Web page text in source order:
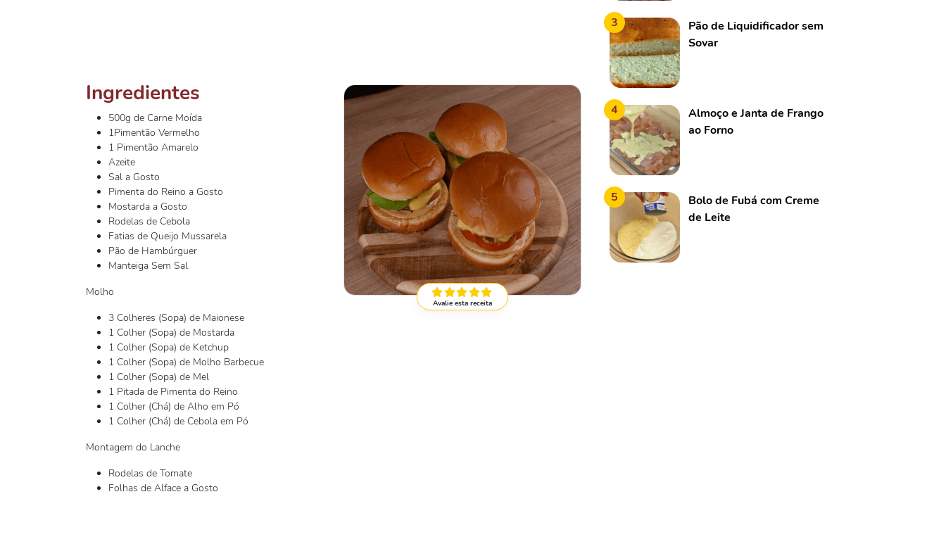
Avalie esta receita
Ingredientes
500g de Carne Moída
1Pimentão Vermelho
1 Pimentão Amarelo
Azeite
Sal a Gosto
Pimenta do Reino a Gosto
Mostarda a Gosto
Rodelas de Cebola
Fatias de Queijo Mussarela
Pão de Hambúrguer
Manteiga Sem Sal
Molho
3 Colheres (Sopa) de Maionese
1 Colher (Sopa) de Mostarda
1 Colher (Sopa) de Ketchup
1 Colher (Sopa) de Molho Barbecue
1 Colher (Sopa) de Mel
1 Pitada de Pimenta do Reino
1 Colher (Chá) de Alho em Pó
1 Colher (Chá) de Cebola em Pó
Montagem do Lanche
Rodelas de Tomate
Folhas de Alface a Gosto
3
Pão de Liquidificador sem
Sovar
4
Almoço e Janta de Frango
ao Forno
5
Bolo de Fubá com Creme
de Leite